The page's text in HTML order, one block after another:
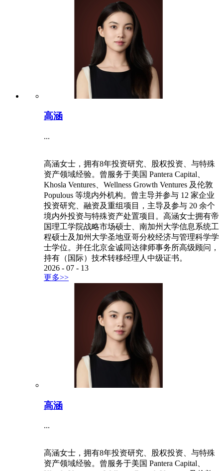
高涵
...
高涵女士，拥有8年投资研究、股权投资、与特殊
资产领域经验。曾服务于美国 Pantera Capital、
Khosla Ventures、Wellness Growth Ventures 及伦敦
Populous 等境内外机构。曾主导并参与 12 家企业
投资研究、融资及重组项目，主导及参与 20 余个
境内外投资与特殊资产处置项目。高涵女士拥有帝
国理工学院战略市场硕士、南加州大学信息系统工
程硕士及加州大学圣地亚哥分校经济与管理科学学
士学位。并任北京金诚同达律师事务所高级顾问，
持有（国际）技术转移经理人中级证书。
2026 - 07 - 13
更多>>
高涵
...
高涵女士，拥有8年投资研究、股权投资、与特殊
资产领域经验。曾服务于美国 Pantera Capital、